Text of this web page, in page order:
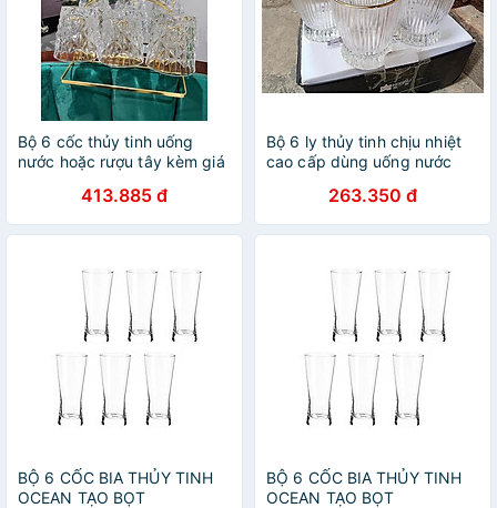
Bộ 6 cốc thủy tinh uống
nước hoặc rượu tây kèm giá
413.885 đ
Bộ 6 ly thủy tinh chịu nhiệt
cao cấp dùng uống nước
vàng miệng loe
263.350 đ
BỘ 6 CỐC BIA THỦY TINH
OCEAN TẠO BỌT
BỘ 6 CỐC BIA THỦY TINH
OCEAN TẠO BỌT